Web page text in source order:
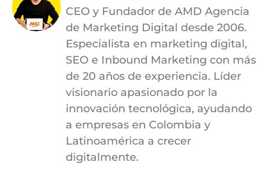
CEO y Fundador de AMD Agencia
de Marketing Digital desde 2006.
Especialista en marketing digital,
SEO e Inbound Marketing con más
de 20 años de experiencia. Líder
visionario apasionado por la
innovación tecnológica, ayudando
a empresas en Colombia y
Latinoamérica a crecer
digitalmente.